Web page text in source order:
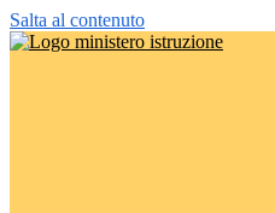
Salta al contenuto